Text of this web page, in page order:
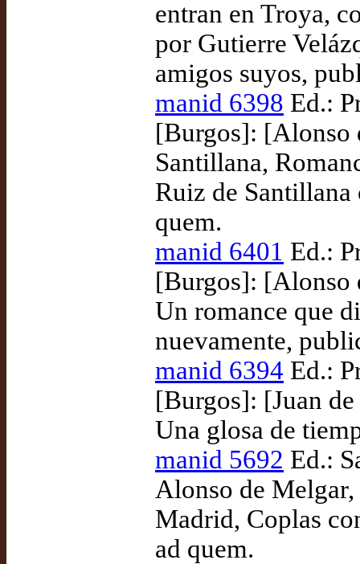
entran en Troya,
por Gutierre
amigos suyos,
manid 6398 Ed.:
[Burgos]: [Alonso
Santillana,
Ruiz de Santillana
quem.
manid 6401 Ed.:
[Burgos]: [Alonso
Un romance que
nuevamente,
manid 6394 Ed.:
[Burgos]: [Juan
Una glosa de
manid 5692 Ed.:
Alonso de
Madrid, Coplas
ad quem.